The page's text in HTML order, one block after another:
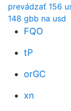
prevádzať 156
148 gbb na usd
FQO
tP
orGC
xn